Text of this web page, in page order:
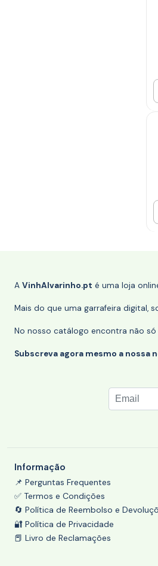
A VinhAlvarinho.pt é uma loja
Mais do que uma garrafeira digital,
No nosso catálogo encontra não só
Subscreva agora mesmo a nossa
Informação
📌 Perguntas Frequentes
✅ Termos e Condições
🔄 Política de Reembolso e
🔐 Política de Privacidade
📕 Livro de Reclamações